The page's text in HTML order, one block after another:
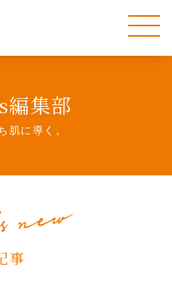
集部
肌に導く。
事